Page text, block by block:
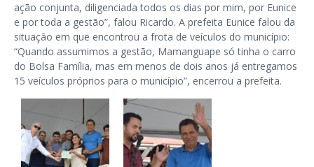
ação conjunta, diligenciada todos os dias por mim, por Eunice
e por toda a gestão”, falou Ricardo. A prefeita Eunice falou da
situação em que encontrou a frota de veículos do município:
“Quando assumimos a gestão, Mamanguape só tinha o carro
do Bolsa Família, mas em menos de dois anos já entregamos
15 veículos próprios para o município”, encerrou a prefeita.